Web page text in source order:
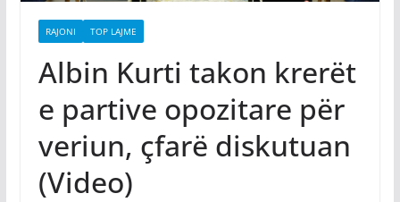
RAJONI TOP LAJME
Albin Kurti takon krerët
e partive opozitare për
veriun, çfarë diskutuan
(Video)